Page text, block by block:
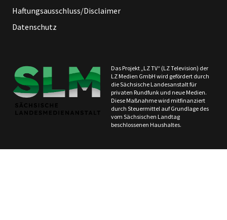
Haftungsausschluss/Disclaimer
Datenschutz
Das Projekt „LZ TV“ (LZ Television) der
LZ Medien GmbH wird gefördert durch
die Sächsische Landesanstalt für
privaten Rundfunk und neue Medien.
Diese Maßnahme wird mitfinanziert
durch Steuermittel auf Grundlage des
vom Sächsischen Landtag
beschlossenen Haushaltes.